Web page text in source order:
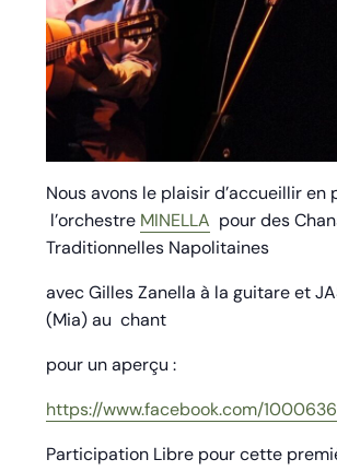
Nous avons le plaisir d’accueillir
l’orchestre MINELLA pour des
Traditionnelles Napolitaines
avec Gilles Zanella à la guitare et
(Mia) au chant
pour un aperçu :
https://www.facebook.com/
Participation Libre pour cette